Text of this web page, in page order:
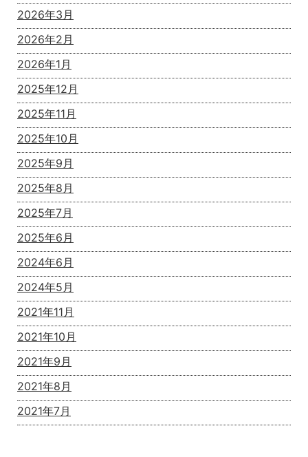
2026年3月
2026年2月
2026年1月
2025年12月
2025年11月
2025年10月
2025年9月
2025年8月
2025年7月
2025年6月
2024年6月
2024年5月
2021年11月
2021年10月
2021年9月
2021年8月
2021年7月